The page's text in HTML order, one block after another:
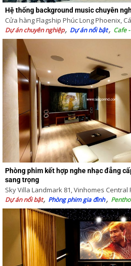
Hệ thống background music chuyên
Cửa hàng Flagship Phúc Long Phoenix,
Dự án chuyên nghiệp Dự án nổi bật Cafe
Phòng phim kết hợp nghe nhạc đẳng
sang trọng
Sky Villa Landmark 81, Vinhomes Central
Dự án nổi bật Phòng phim gia đình